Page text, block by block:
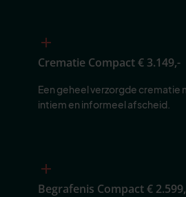
Crematie Compact€ 3.149,-
Een geheel verzorgde crematie
intiem en informeel afscheid.
Begrafenis Compact€